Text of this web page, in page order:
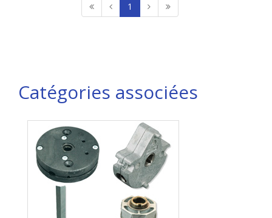
1
Catégories associées